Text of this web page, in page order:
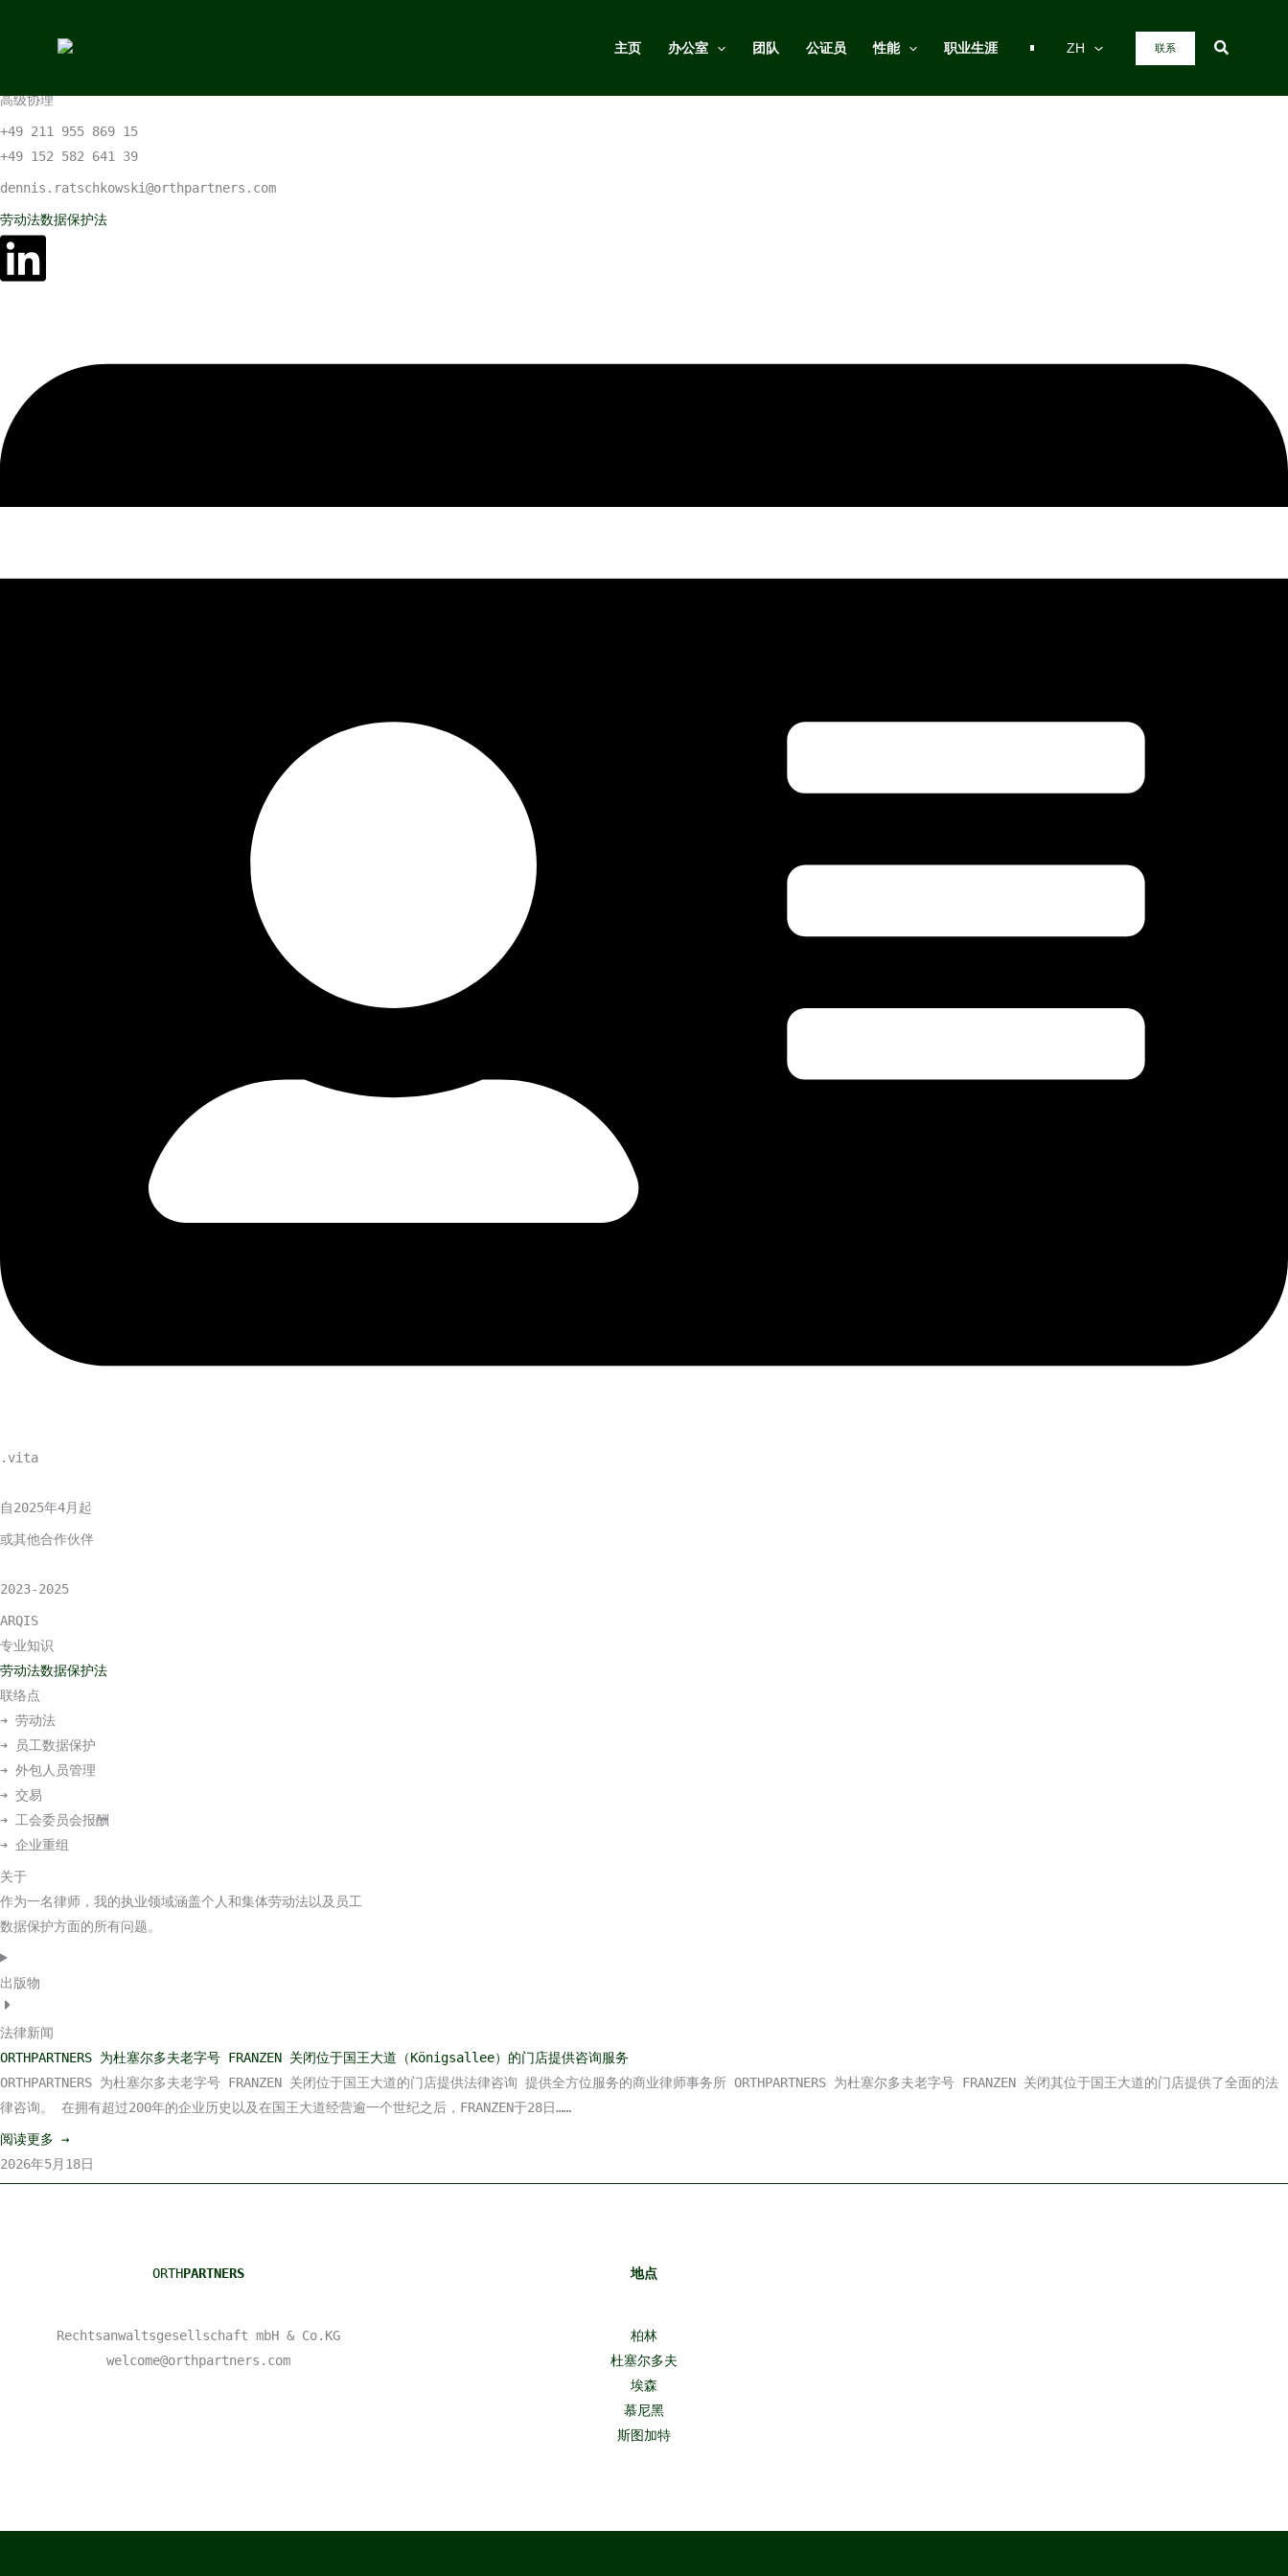
主页 办公室 团队 公证员 性能 职业生涯 ZH 联系
搜
丹尼斯·拉茨科夫斯基博士，法学硕士
高级协理
+49 211 955 869 15
+49 152 582 641 39
dennis.ratschkowski@orthpartners.com
劳动法数据保护法
.vita
自2025年4月起
或其他合作伙伴
2023-2025
ARQIS
专业知识
劳动法数据保护法
联络点
➔ 劳动法
➔ 员工数据保护
➔ 外包人员管理
➔ 交易
➔ 工会委员会报酬
➔ 企业重组
关于
作为一名律师，我的执业领域涵盖个人和集体劳动法以及员工
数据保护方面的所有问题。
出版物
法律新闻
ORTHPARTNERS 为杜塞尔多夫老字号 FRANZEN 关闭位于国王大道（Königsallee）的门店提供咨询服务
ORTHPARTNERS 为杜塞尔多夫老字号 FRANZEN 关闭位于国王大道的门店提供法律咨询 提供全方位服务的商业律师事务所 ORTHPARTNERS 为杜塞尔多夫老字号 FRANZEN 关闭其位于国王大道的门店提供了全面的法
律咨询。 在拥有超过200年的企业历史以及在国王大道经营逾一个世纪之后，FRANZEN于28日……
阅读更多 →
2026年5月18日
ORTHPARTNERS
Rechtsanwaltsgesellschaft mbH & Co.KG
welcome@orthpartners.com
地点
柏林
杜塞尔多夫
埃森
慕尼黑
斯图加特